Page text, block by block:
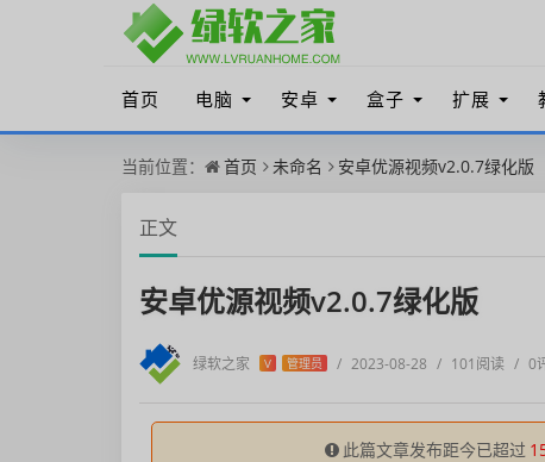
首页 电脑 安卓 盒子 扩展
当前位置： 首页 未命名 安卓优源视频v2.0.7绿化版
正文
安卓优源视频v2.0.7绿化版
绿软之家 V 管理员 / 2023-08-28 / 101阅读 / 0
此篇文章发布距今已超过